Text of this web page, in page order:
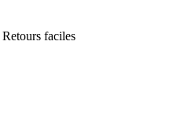
Retours faciles